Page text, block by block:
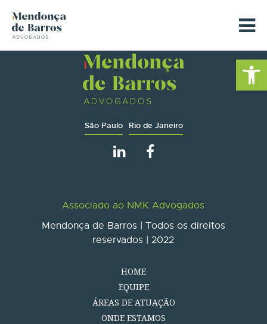
Barra de
São Paulo Rio de Janeiro
Associado ao NMK Advogados
Mendonça de Barros | Todos os direitos
reservados | 2022
HOME
EQUIPE
ÁREAS DE ATUAÇÃO
ONDE ESTAMOS